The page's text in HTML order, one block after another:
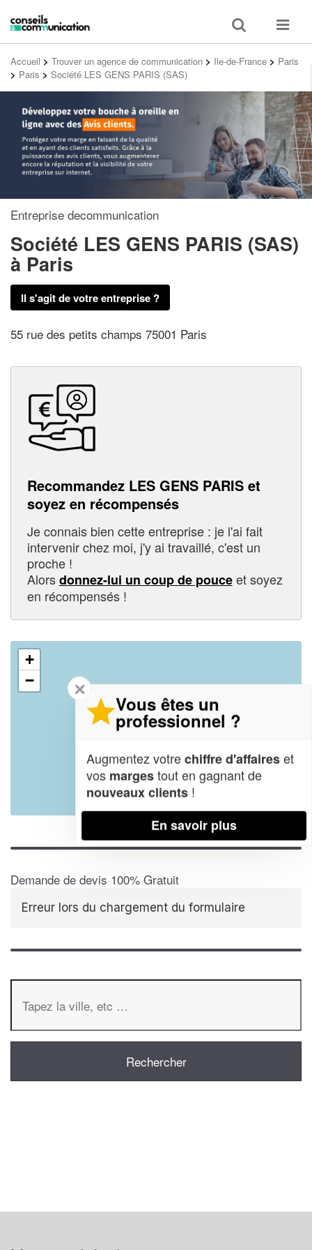
Toggle
search
Toggle
Accueil > Trouver un agence de communication > Ile-de-France > Paris
> Paris > Société LES GENS PARIS (SAS)
Entreprise decommunication
Société LES GENS PARIS (SAS)
à Paris
Il s'agit de votre entreprise ?
55 rue des petits champs 75001 Paris
Recommandez LES GENS PARIS et
soyez en récompensés
Je connais bien cette entreprise : je l'ai fait
intervenir chez moi, j'y ai travaillé, c'est un
proche !
Alorsdonnez-lui un coup de pouceet soyez
en récompensés !
+
−
Leaflet| Map data ©OpenStreetMap contributors,CC-BY-SA
Demande de devis 100% Gratuit
Erreur lors du chargement du formulaire
✕
Vous êtes un
professionnel ?
Augmentez votrechiffre d'affaireset
vos margestout en gagnant de
nouveaux clients !
En savoir plus